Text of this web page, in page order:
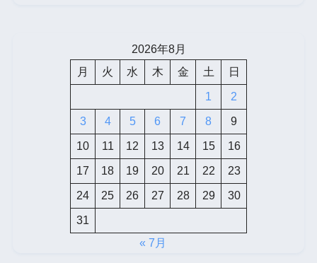
2026年8月
月
火 水 木 金 土 日
1 2
3 4 5 6 7 8 9
10 11 12 13 14 15 16
17 18 19 20 21 22 23
24 25 26 27 28 29 30
31
« 7月